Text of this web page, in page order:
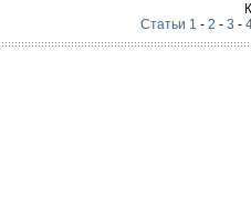
Статьи 1 - 2 - 3 -